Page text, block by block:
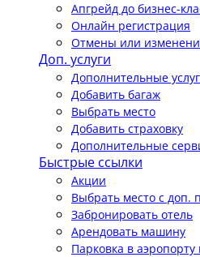
Апгрейд до бизнес-
Онлайн регистрация
Отмены или
Доп. услуги
Дополнительные
Добавить багаж
Выбрать место
Добавить страховку
Дополнительные
Быстрые ссылки
Акции
Выбрать место с доп.
Забронировать отель
Арендовать машину
Парковка в аэропорту